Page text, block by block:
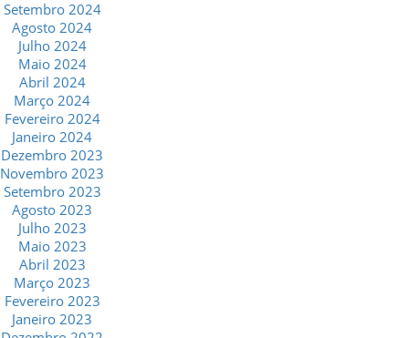
Setembro 2024
Agosto 2024
Julho 2024
Maio 2024
Abril 2024
Março 2024
Fevereiro 2024
Janeiro 2024
Dezembro 2023
Novembro 2023
Setembro 2023
Agosto 2023
Julho 2023
Maio 2023
Abril 2023
Março 2023
Fevereiro 2023
Janeiro 2023